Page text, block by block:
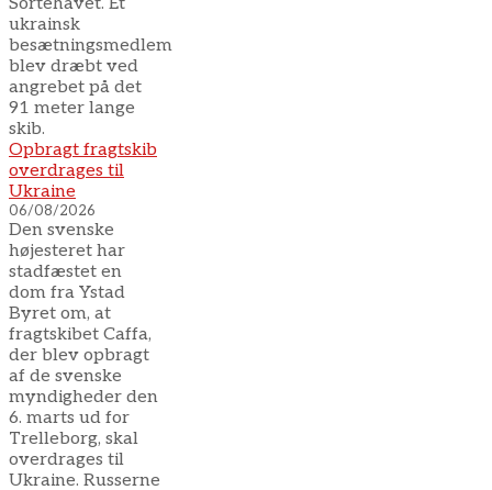
ukrainsk
besætningsmedlem
blev dræbt ved
angrebet på det
91 meter lange
skib.
Opbragt fragtskib
overdrages til
Ukraine
06/08/2026
Den svenske
højesteret har
stadfæstet en
dom fra Ystad
Byret om, at
fragtskibet Caffa,
der blev opbragt
af de svenske
myndigheder den
6. marts ud for
Trelleborg, skal
overdrages til
Ukraine. Russerne